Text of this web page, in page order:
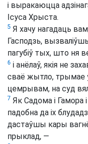
і выракаюцца
Ісуса Хрыста.
5 Я хачу нагадаць
Гасподзь,
пагубіў тых, што ня
6 і анёлаў, якія не
сваё жытло, трымае
цемрывам, на суд
7 Як Садома і Гамора
падобна да іх
дастаўшы кары
прыклад, —